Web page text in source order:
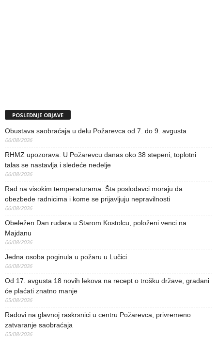
POSLEDNJE OBJAVE
Obustava saobraćaja u delu Požarevca od 7. do 9. avgusta
06/08/2026
RHMZ upozorava: U Požarevcu danas oko 38 stepeni, toplotni
talas se nastavlja i sledeće nedelje
06/08/2026
Rad na visokim temperaturama: Šta poslodavci moraju da
obezbede radnicima i kome se prijavljuju nepravilnosti
06/08/2026
Obeležen Dan rudara u Starom Kostolcu, položeni venci na
Majdanu
06/08/2026
Jedna osoba poginula u požaru u Lučici
06/08/2026
Od 17. avgusta 18 novih lekova na recept o trošku države, građani
će plaćati znatno manje
05/08/2026
Radovi na glavnoj raskrsnici u centru Požarevca, privremeno
zatvaranje saobraćaja
05/08/2026